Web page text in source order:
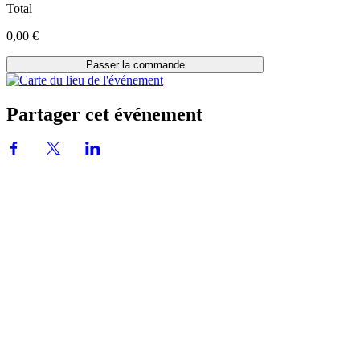
Total
0,00 €
Passer la commande
Partager cet événement